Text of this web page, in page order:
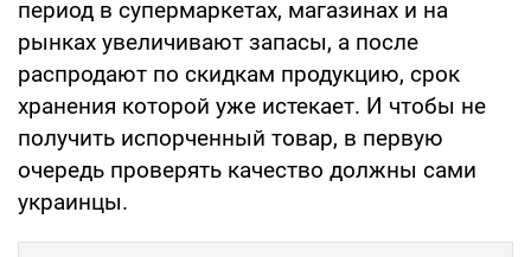
период в супермаркетах, магазинах и на
рынках увеличивают запасы, а после
распродают по скидкам продукцию, срок
хранения которой уже истекает. И чтобы не
получить испорченный товар, в первую
очередь проверять качество должны сами
украинцы.